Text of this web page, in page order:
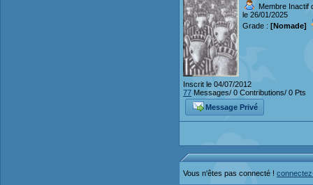
Membre Inactif
le 26/01/2025
Grade : [Nomade]
Inscrit le 04/07/2012
77 Messages/ 0 Contributions/ 0 Pts
Message Privé
Vous n'êtes pas connecté !